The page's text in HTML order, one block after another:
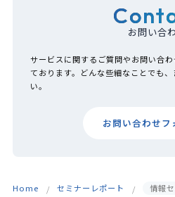
お問い合
サービスに関するご質問やお問い合
ております。どんな些細なことでも
い。
お問い合わせフ
Home セミナーレポート 情報